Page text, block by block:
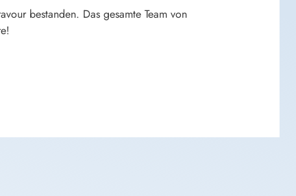
bestanden. Das gesamte Team von